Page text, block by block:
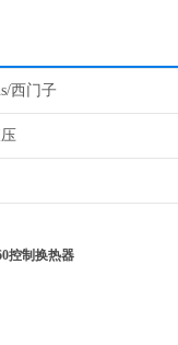
西门子
控制换热器